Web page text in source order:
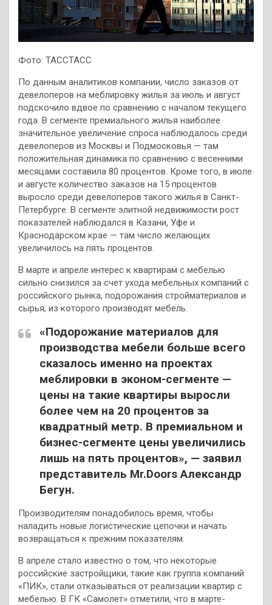
Фото: ТАССТАСС
По данным аналитиков компании, число заказов от
девелоперов на меблировку жилья за июль и август
подскочило вдвое по сравнению с началом текущего
года. В сегменте премиального жилья наиболее
значительное увеличение спроса наблюдалось среди
девелоперов из Москвы и Подмосковья — там
положительная динамика по сравнению с весенними
месяцами составила 80 процентов. Кроме того, в июле
и августе количество заказов на 15 процентов
выросло среди девелоперов такого жилья в Санкт-
Петербурге. В сегменте элитной недвижимости рост
показателей наблюдался в Казани, Уфе и
Краснодарском крае — там число желающих
увеличилось на пять процентов.
В марте и апреле интерес к квартирам с мебелью
сильно снизился за счет ухода мебельных компаний с
российского рынка, подорожания стройматериалов и
сырья, из которого производят мебель.
«Подорожание материалов для
производства мебели больше всего
сказалось именно на проектах
меблировки в эконом-сегменте —
цены на такие квартиры выросли
более чем на 20 процентов за
квадратный метр. В премиальном и
бизнес-сегменте цены увеличились
лишь на пять процентов», — заявил
представитель Mr.Doors Александр
Бегун.
Производителям понадобилось время, чтобы
наладить новые логистические цепочки и начать
возвращаться к прежним показателям.
В апреле стало известно о том, что некоторые
российские застройщики, такие как группа компаний
«ПИК», стали отказываться от реализации квартир с
мебелью. В ГК «Самолет» отметили, что в марте-